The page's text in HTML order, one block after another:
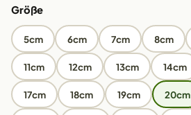
Größe
5cm 6cm 7cm 8cm
11cm 12cm 13cm 14cm
17cm 18cm 19cm 20cm